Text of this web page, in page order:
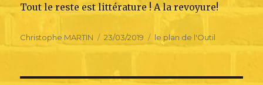
Tout le reste est littérature ! A la revoyure!
Author
Christophe MARTIN
Posted
23/03/2019 Categories
le plan de l'Outil